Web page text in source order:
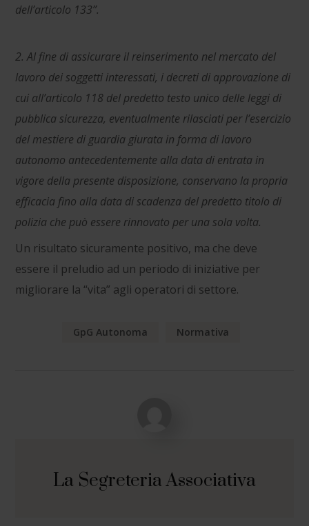
dell’articolo 133”.
2. Al fine di assicurare il reinserimento nel mercato del
lavoro dei soggetti interessati, i decreti di approvazione di
cui all’articolo 118 del predetto testo unico delle leggi di
pubblica sicurezza, eventualmente rilasciati per l’esercizio
del mestiere di guardia giurata in forma di lavoro
autonomo antecedentemente alla data di entrata in
vigore della presente disposizione, conservano la propria
efficacia fino alla data di scadenza del predetto titolo di
polizia che può essere rinnovato per una sola volta.
Un risultato sicuramente positivo, ma che deve
essere il preludio ad un periodo di iniziative per
migliorare la “vita” agli operatori di settore.
GpG Autonoma Normativa
La Segreteria Associativa